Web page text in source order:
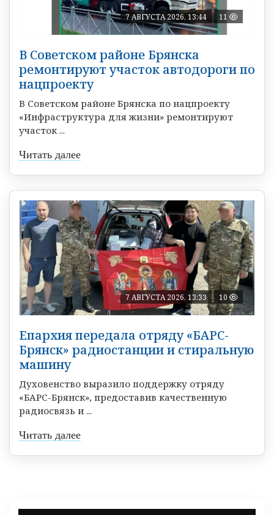
7 АВГУСТА 2026, 13:44 11
В Советском районе Брянска
ремонтируют участок автодороги по
нацпроекту
В Советском районе Брянска по нацпроекту
«Инфраструктура для жизни» ремонтируют
участок ...
Читать далее
7 АВГУСТА 2026, 13:33 10
Епархия передала отряду «БАРС-
Брянск» радиостанции и стиральную
машину
Духовенство выразило поддержку отряду
«БАРС-Брянск», предоставив качественную
радиосвязь и ...
Читать далее